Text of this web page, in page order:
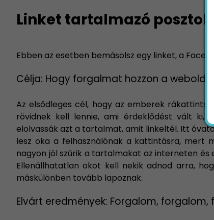
Linket tartalmazó posztok
Ebben az esetben bemásolsz egy linket, a
Célja: Hogy forgalmat hozzon a
Az elsődleges cél, hogy az emberek
rövidnek kell lennie, ami érdeklődést vált ki,
elolvassák azt a tartalmat, amit linkeltél. Itt
lesz oka a felhasználónak a kattintásra, mert
nagyon jól szűrik a tartalmakat az interneten és
Ellenállhatatlan okot kell nekik adnod arra,
máskülönben tovább lapoznak.
Elvárt eredmények: Forgalom, forgalom,